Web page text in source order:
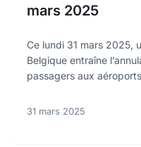
mars 2025
Ce lundi 31 mars 2025,
Belgique entraîne
passagers aux
31 mars 2025